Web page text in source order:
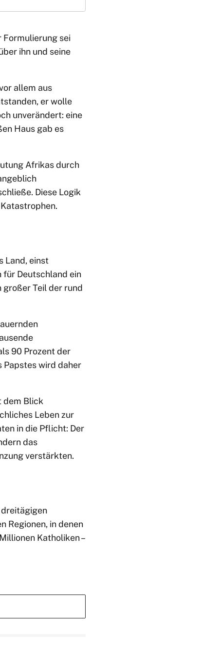
Formulierung sei
ihn und seine
allem aus
er wolle
unverändert: eine
Haus gab es
Afrikas durch
Diese Logik
Land, einst
Deutschland ein
großer Teil der rund
90 Prozent der
Papstes wird daher
dem Blick
Leben zur
in die Pflicht: Der
das
verstärkten.
dreitägigen
Regionen, in denen
Katholiken –